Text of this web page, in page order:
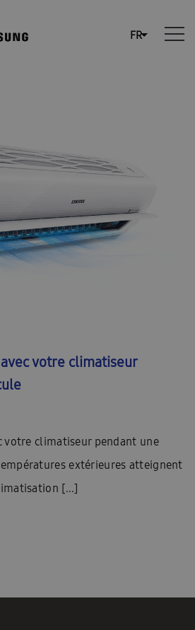
votre climatiseur
votre climatiseur pendant une
extérieures atteignent
[...]